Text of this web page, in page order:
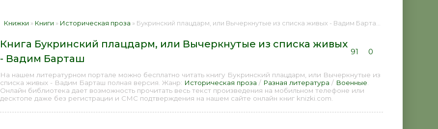
Книжки » Книги » Историческая проза » Букринский плацдарм, или Вычеркнутые из списка живых - Вадим Барташ 📕 - Книга онлайн бесплатно
Книга Букринский плацдарм, или Вычеркнутые из списка живых
- Вадим Барташ
91 0
На нашем литературном портале можно бесплатно читать книгу Букринский плацдарм, или Вычеркнутые из
списка живых - Вадим Барташ полная версия. Жанр: Историческая проза / Разная литература / Военные
Онлайн библиотека дает возможность прочитать весь текст произведения на мобильном телефоне или
десктопе даже без регистрации и СМС подтверждения на нашем сайте онлайн книг knizki.com.